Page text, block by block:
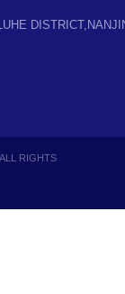
RIGHTS